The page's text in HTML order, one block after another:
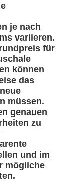
je nach
variieren.
für
können
das
müssen.
genauen
zu
und im
mögliche